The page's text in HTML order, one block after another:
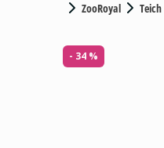
ZooRoyal Teich
- 34 %